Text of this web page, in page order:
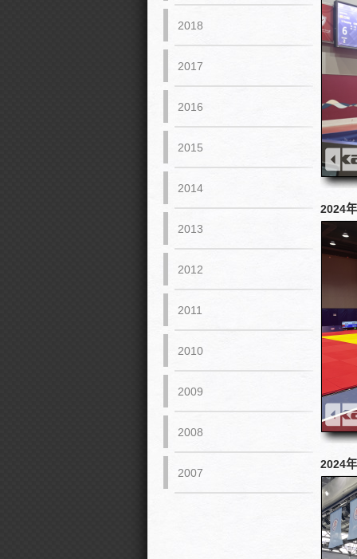
2018
2017
2016
2015
2014
2013
2012
2011
2010
2009
2008
2007
2024
2024